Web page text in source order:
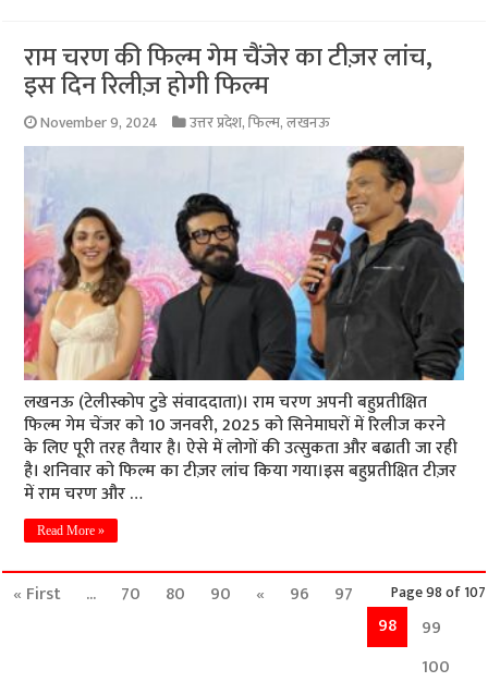
राम चरण की फिल्म गेम चैंजेर का टीज़र लांच,
इस दिन रिलीज़ होगी फिल्म
November 9, 2024 उत्तर प्रदेश,फिल्म,लखनऊ
लखनऊ (टेलीस्कोप टुडे संवाददाता)। राम चरण अपनी बहुप्रतीक्षित
फिल्म गेम चेंजर को 10 जनवरी, 2025 को सिनेमाघरों में रिलीज करने
के लिए पूरी तरह तैयार है। ऐसे में लोगों की उत्सुकता और बढाती जा रही
है। शनिवार को फिल्म का टीज़र लांच किया गया।इस बहुप्रतीक्षित टीज़र
में राम चरण और …
Read More »
Page 98 of 107
« First ... 70 80 90 « 96
97
98
99
100